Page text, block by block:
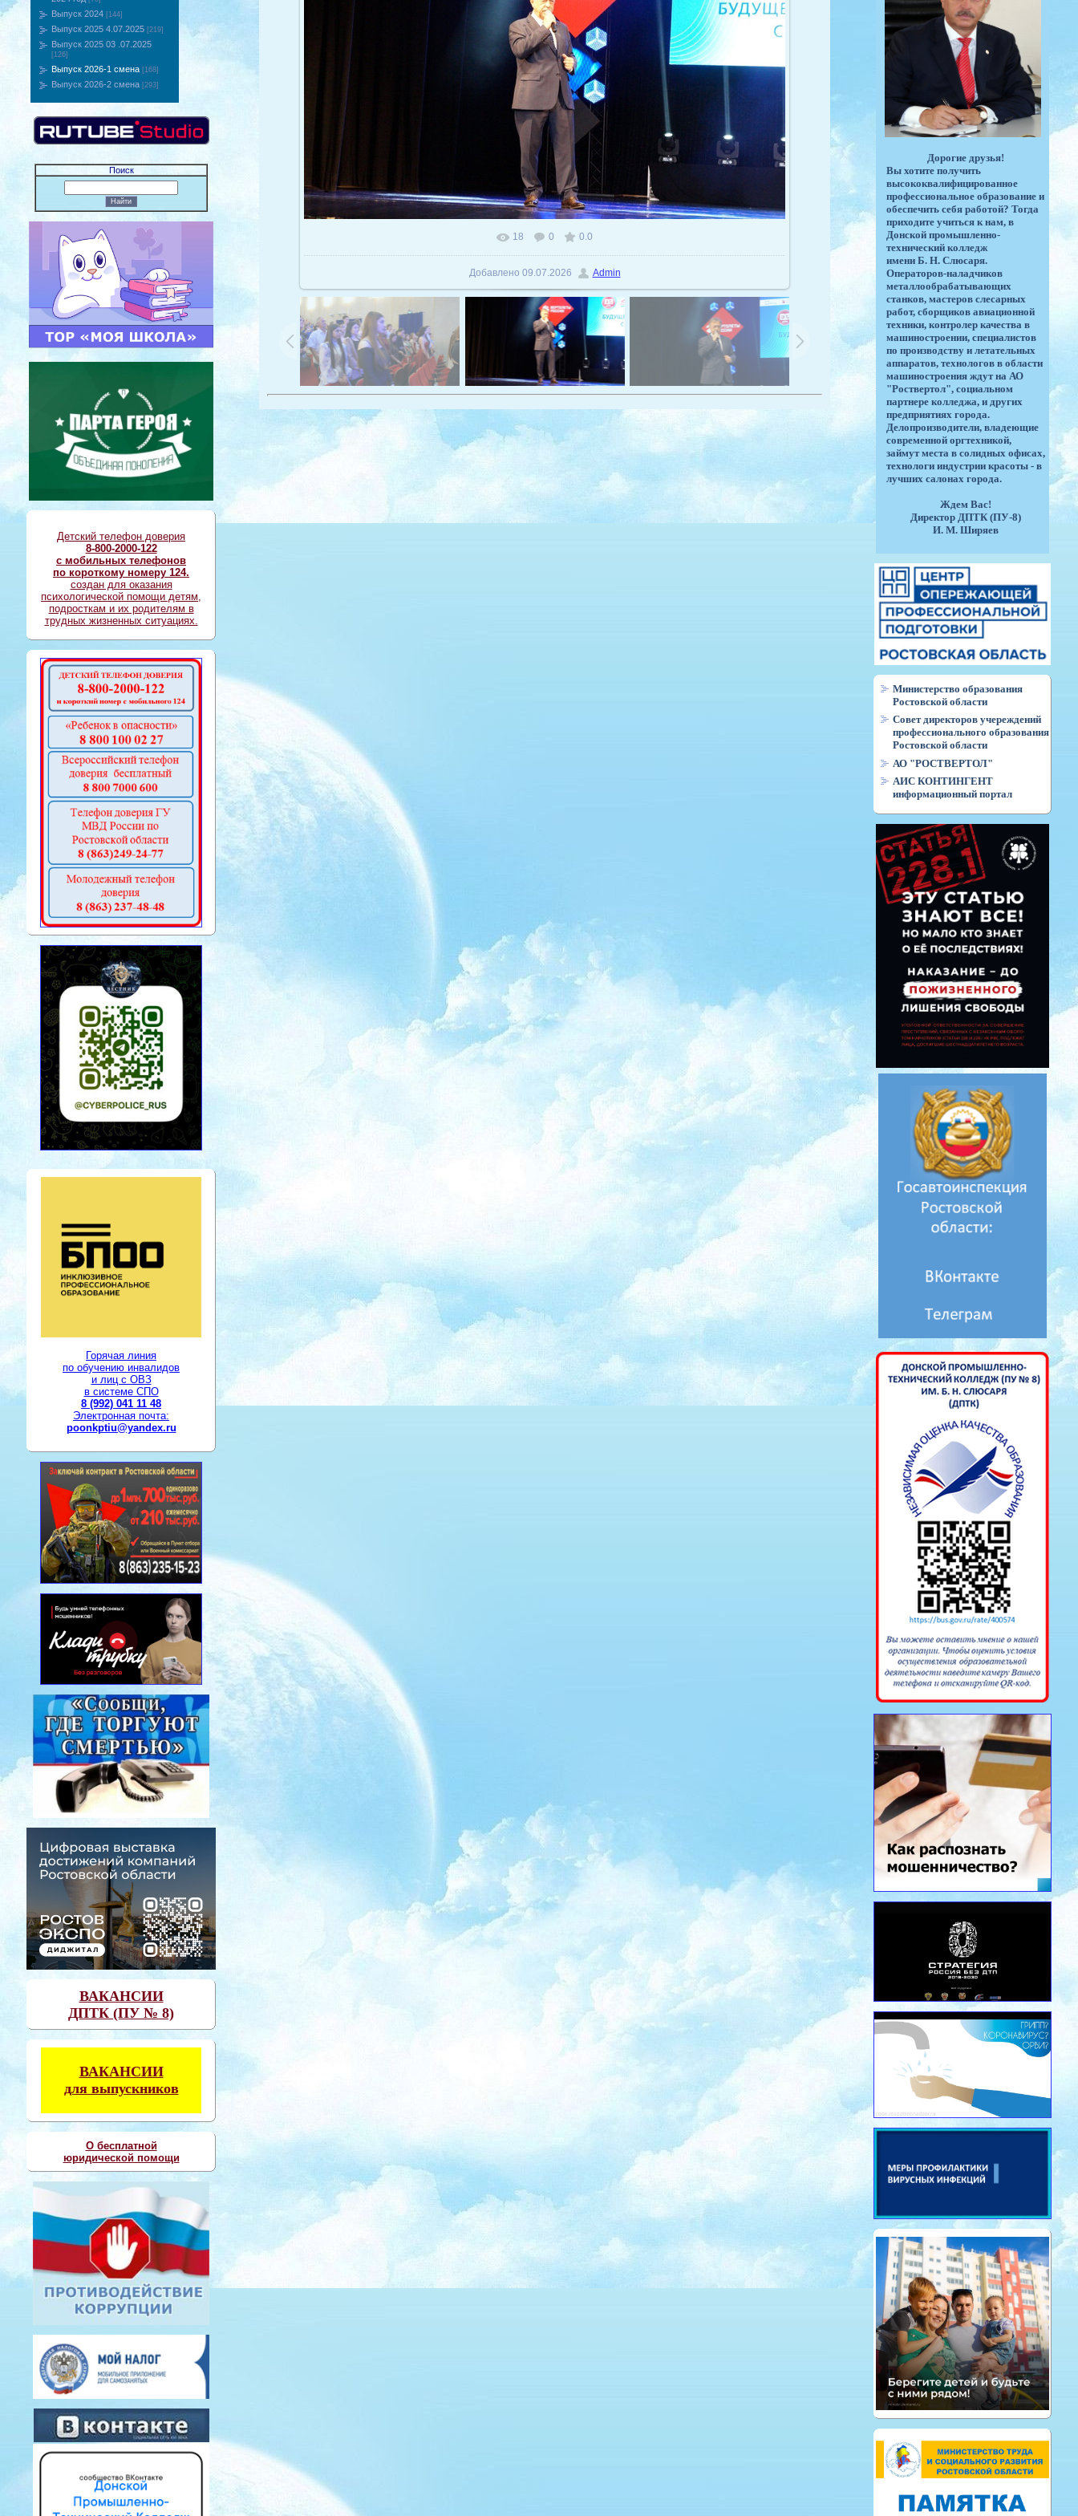
Выпуск 2024 [144]
Выпуск 2025 4.07.2025 [219]
Выпуск 2025 03 .07.2025
[126]
Выпуск 2026-1 смена [168]
Выпуск 2026-2 смена [293]
Поиск
Детский телефон доверия
8-800-2000-122
с мобильных телефонов
по короткому номеру 124.
создан для оказания
психологической помощи детям,
подросткам и их родителям в
трудных жизненных ситуациях.
Горячая линия
по обучению инвалидов
и лиц с ОВЗ
в системе СПО
8 (992) 041 11 48
Электронная почта:
poonkptiu@yandex.ru
ВАКАНСИИ
ДПТК (ПУ № 8)
ВАКАНСИИ
для выпускников
О бесплатной
юридической помощи
В реальном размере 1024x575
18 0 0.0
Добавлено 09.07.2026 Admin
Дорогие друзья!
Вы хотите получить
высококвалифицированное
профессиональное образование и
обеспечить себя работой? Тогда
приходите учиться к нам, в
Донской промышленно-
технический колледж
имени Б. Н. Слюсаря.
Операторов-наладчиков
металлообрабатывающих
станков, мастеров слесарных
работ, сборщиков авиационной
техники, контролер качества в
машиностроении, специалистов
по производству и летательных
аппаратов, технологов в области
машиностроения ждут на АО
"Роствертол", социальном
партнере колледжа, и других
предприятиях города.
Делопроизводители, владеющие
современной оргтехникой,
займут места в солидных офисах,
технологи индустрии красоты - в
лучших салонах города.
Ждем Вас!
Директор ДПТК (ПУ-8)
И. М. Ширяев
Министерство образования
Ростовской области
Совет директоров учереждений
профессионального образования
Ростовской области
АО "РОСТВЕРТОЛ"
АИС КОНТИНГЕНТ
информационный портал